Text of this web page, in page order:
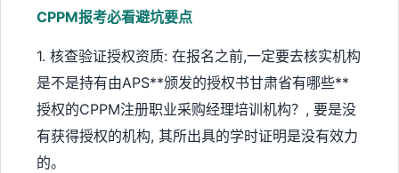
CPPM报考必看避坑要点
1. 核查验证授权资质: 在报名之前,一定要去核实机构
是不是持有由APS**颁发的授权书甘肃省有哪些**
授权的CPPM注册职业采购经理培训机构？, 要是没
有获得授权的机构, 其所出具的学时证明是没有效力
的。